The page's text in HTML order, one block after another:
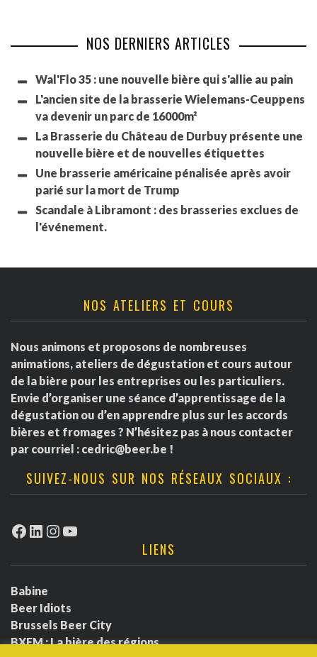
NOS DERNIERS ARTICLES
Wal'Flo 35 : une nouvelle bière qui s'allie au pain
L'ancien site de la brasserie Wielemans-Ceuppens
va devenir un parc de 16000m²
La Brasserie du Château de Durbuy présente une
nouvelle bière et de nouvelles étiquettes
Une brasserie américaine pénalisée après avoir
parié sur la mort de Trump
Scandale à Libramont : des brasseries exclues de
l'événement.
NOS ATELIERS ET COURS
Nous animons et proposons de nombreuses
animations, ateliers de dégustation et cours autour
de la bière pour les entreprises ou les particuliers.
Envie d’organiser une séance d’apprentissage de la
dégustation ou d’en apprendre plus sur les accords
bières et fromages ? N’hésitez pas à nous contacter
par courriel : cedric@beer.be !
SUIVEZ-NOUS SUR NOS RÉSEAUX SOCIAUX :
Facebook
LinkedIn
Instagram
YouTube
LIENS
Babine
Beer Idiots
Brussels Beer City
BXFM : La bière des régions